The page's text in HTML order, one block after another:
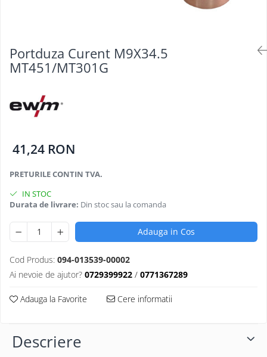
Portduza Curent M9X34.5
MT451/MT301G
41,24 RON
PRETURILE CONTIN TVA.
IN STOC
Durata de livrare: Din stoc sau la comanda
Adauga in Cos
Cod Produs: 094-013539-00002
Ai nevoie de ajutor? 0729399922 / 0771367289
Adauga la Favorite Cere informatii
Descriere